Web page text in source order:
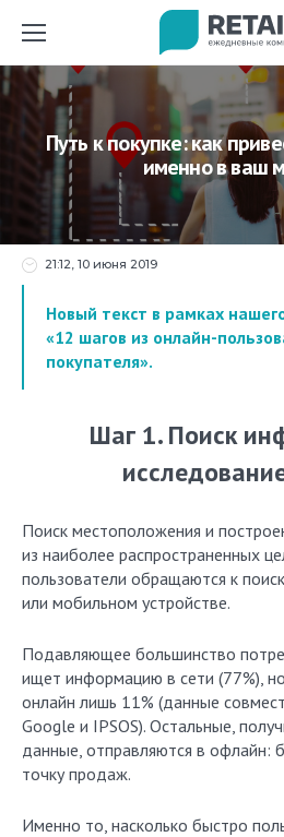
Путь к покупке: как
именно в ваш
21:12, 10 июня 2019
Новый текст в рамках
«12 шагов из онлайн-
покупателя».
Шаг 1. Поиск информации,
Поиск местоположения и
из наиболее распространенных
пользователи обращаются к
или мобильном устройстве.
Подавляющее большинство
ищет информацию в сети (77%),
онлайн лишь 11% (данные
Google и IPSOS). Остальные,
данные, отправляются в офлайн:
точку продаж.
Именно то, насколько быстро